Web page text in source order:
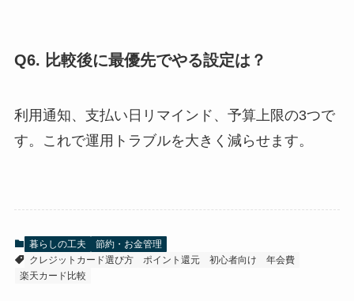
Q6. 比較後に最優先でやる設定は？
利用通知、支払い日リマインド、予算上限の3つで
す。これで運用トラブルを大きく減らせます。
暮らしの工夫
節約・お金管理
クレジットカード選び方
ポイント還元 初心者向け
年会費
楽天カード比較